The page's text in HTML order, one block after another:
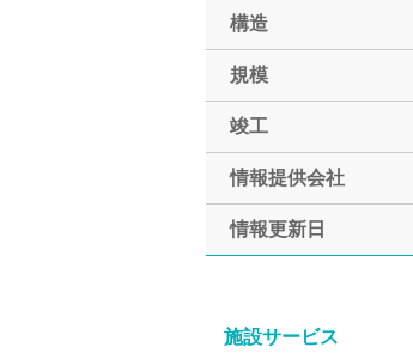
構造
規模
竣工
情報提供会社
情報更新日
施設サービス